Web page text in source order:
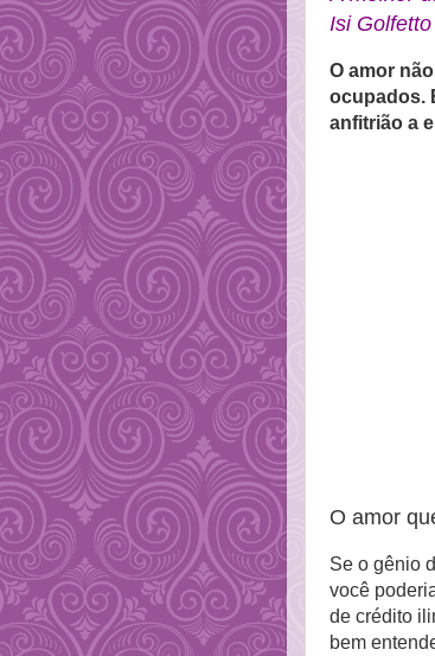
Isi Golfetto
O amor
ocupados.
anfitrião a
O amor
Se o gênio
você
de crédito
bem